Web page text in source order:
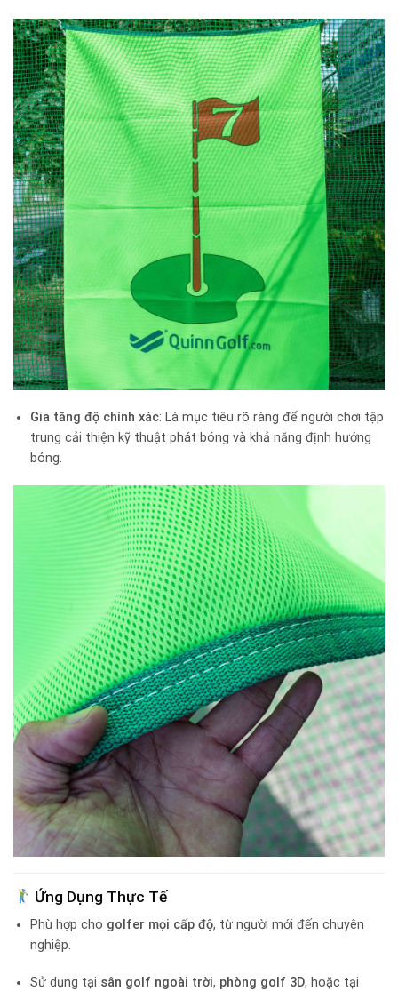
Gia tăng độ chính xác: Là mục tiêu rõ ràng để người chơi tập
trung cải thiện kỹ thuật phát bóng và khả năng định hướng
bóng.
Ứng Dụng Thực Tế
Phù hợp cho golfer mọi cấp độ, từ người mới đến chuyên
nghiệp.
Sử dụng tại sân golf ngoài trời, phòng golf 3D, hoặc tại